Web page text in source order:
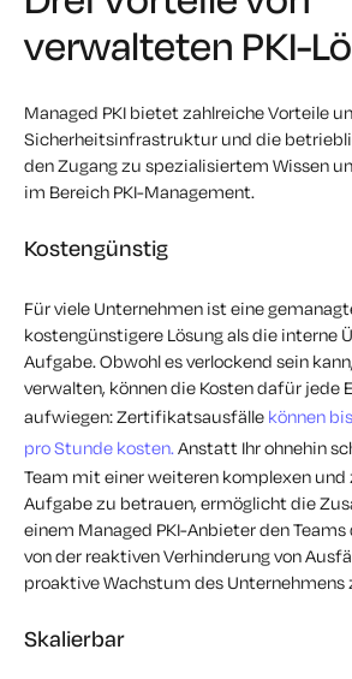
verwalteten PKI-
Managed PKI bietet zahlreiche Vorteile
Sicherheitsinfrastruktur und die
den Zugang zu spezialisiertem Wissen
im Bereich PKI-Management.
Kostengünstig
Für viele Unternehmen ist eine
kostengünstigere Lösung als die interne
Aufgabe. Obwohl es verlockend sein
verwalten, können die Kosten dafür jede
aufwiegen: Zertifikatsausfälle können
pro Stunde kosten.Anstatt Ihr ohnehin
Team mit einer weiteren komplexen
Aufgabe zu betrauen, ermöglicht die
einem Managed PKI-Anbieter den Teams
von der reaktiven Verhinderung von
proaktive Wachstum des Unternehmens
Skalierbar